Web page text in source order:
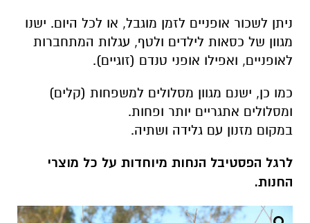
ניתן לשכור אופניים לזמן מוגבל, או לכל היום. ישנו
מגוון של כסאות לילדים ולטף, עגלות המתחברות
לאופניים, ואפילו אופני טנדם (זוגיים).
כמו כן, ישנם מגוון מסלולים למשפחות (קלים)
ומסלולים אתגריים יותר ופחות.
במקום מזנון עם גלידה ושתיה.
לרגל הפסטיבל הנחות מיוחדות על כל מוצרי
החנות.